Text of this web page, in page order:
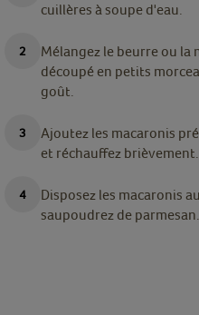
cuillères à soupe d'eau.
Mélangez le beurre ou la
découpé en petits
goût.
Ajoutez les macaronis
et réchauffez brièvement.
Disposez les macaronis
saupoudrez de parmesan.